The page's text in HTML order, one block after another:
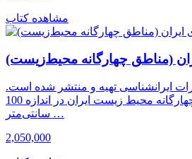
مشاهده کتاب
(مناطق چهارگانه محیط‌زیست)
ایرانشناسی تهیه و منتشر شده است.
نقشه مناطق چهارگانه محیط زیست ایران در اندازه 100x70
سانتی‌متر …
2,050,000